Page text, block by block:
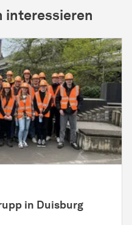
interessieren
in Duisburg